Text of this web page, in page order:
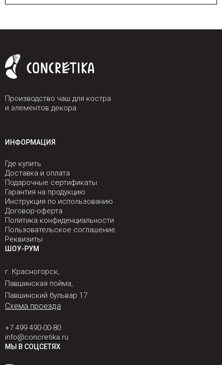
Производство чаш для костра
и элементов декора
ИНФОРМАЦИЯ
Где купить
Доставка и оплата
Подарочные сертификаты
Гарантия на продукцию
Инструкция по использованию
Договор-оферта
Политика конфиденциальности
Пользовательское соглашение
Реквизиты
ШОУ-РУМ
г. Красногорск,
Павшинская пойма,
Павшинский бульвар 17
Схема проезда
+7 499 490-00-80
info@concretika.ru
МЫ В СОЦСЕТЯХ